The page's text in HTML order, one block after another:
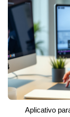
Aplicativo